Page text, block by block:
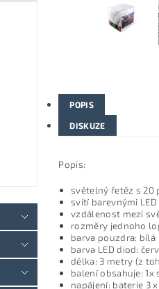
POPIS
DISKUZE
Popis:
světelný řetěz s 20
svítí barevnými
vzdálenost mezi
rozměry jednoho
barva pouzdra: bílá
barva LED diod:
délka: 3 metry (z
balení obsahuje:
napájení: baterie 3